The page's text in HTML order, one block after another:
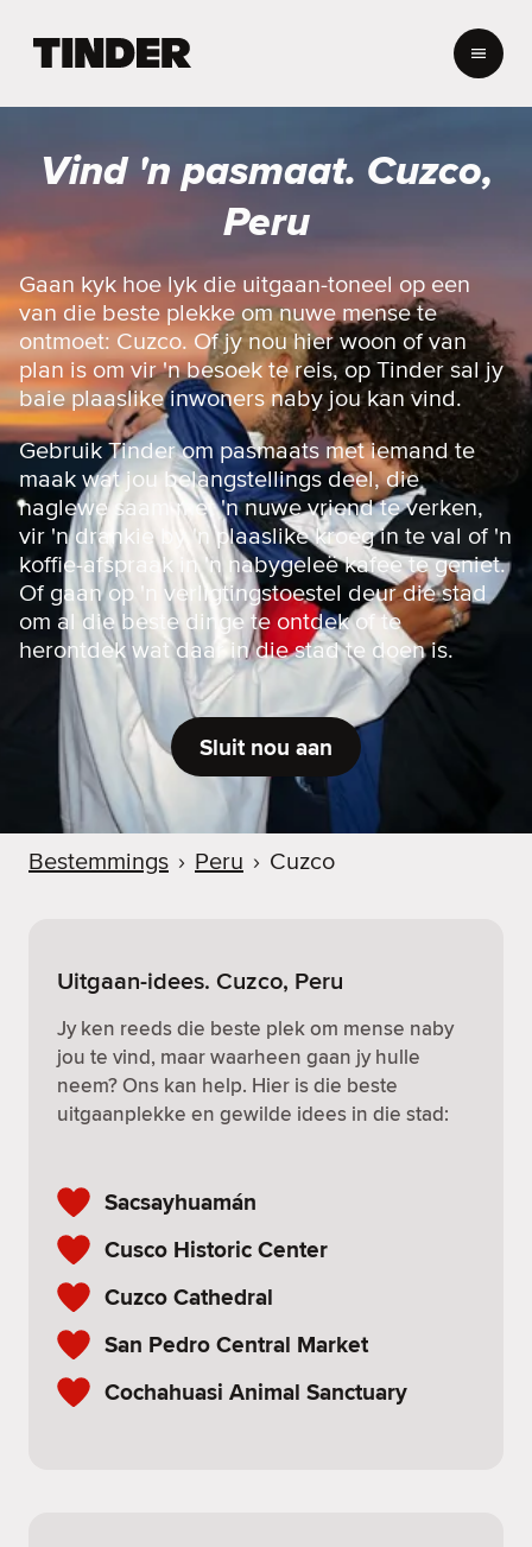
r
i
s
b
l
a
d
Vind 'n pasmaat. Cuzco,
Peru
Gaan kyk hoe lyk die uitgaan-toneel op een
van die beste plekke om nuwe mense te
ontmoet: Cuzco. Of jy nou hier woon of van
plan is om vir 'n besoek te reis, op Tinder sal jy
baie plaaslike inwoners naby jou kan vind.
Gebruik Tinder om pasmaats met iemand te
maak wat jou belangstellings deel, die
naglewe saam met 'n nuwe vriend te verken,
vir 'n drankie by 'n plaaslike kroeg in te val of 'n
koffie-afspraak in 'n nabygeleë kafee te geniet.
Of gaan op 'n verligtingstoestel deur die stad
om al die beste dinge te ontdek of te
herontdek wat daar in die stad te doen is.
Sluit nou aan
Bestemmings › Peru › Cuzco
Uitgaan-idees. Cuzco, Peru
Jy ken reeds die beste plek om mense naby
jou te vind, maar waarheen gaan jy hulle
neem? Ons kan help. Hier is die beste
uitgaanplekke en gewilde idees in die stad:
Sacsayhuamán
Cusco Historic Center
Cuzco Cathedral
San Pedro Central Market
Cochahuasi Animal Sanctuary